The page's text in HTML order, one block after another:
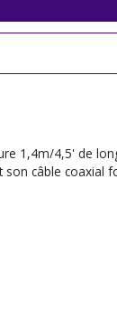
1,4m/4,5' de
câble coaxial